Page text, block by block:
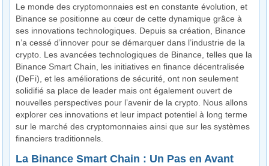
Le monde des cryptomonnaies est en constante évolution, et
Binance se positionne au cœur de cette dynamique grâce à
ses innovations technologiques. Depuis sa création, Binance
n’a cessé d’innover pour se démarquer dans l’industrie de la
crypto. Les avancées technologiques de Binance, telles que la
Binance Smart Chain, les initiatives en finance décentralisée
(DeFi), et les améliorations de sécurité, ont non seulement
solidifié sa place de leader mais ont également ouvert de
nouvelles perspectives pour l’avenir de la crypto. Nous allons
explorer ces innovations et leur impact potentiel à long terme
sur le marché des cryptomonnaies ainsi que sur les systèmes
financiers traditionnels.
La Binance Smart Chain : Un Pas en Avant